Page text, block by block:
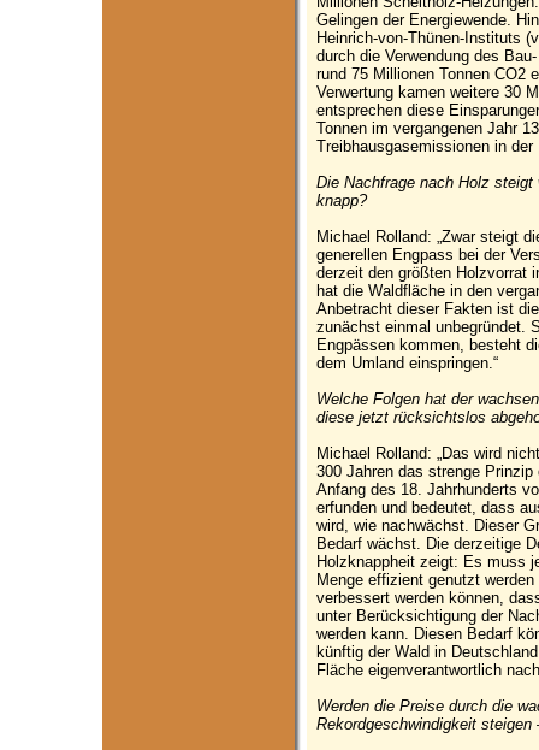
Gelingen der Energiewende.
Heinrich-von-Thünen-Instituts
durch die Verwendung des
rund 75 Millionen Tonnen CO2
Verwertung kamen weitere 30
entsprechen diese
Tonnen im vergangenen Jahr
Treibhausgasemissionen in der
Die Nachfrage nach Holz
knapp?
Michael Rolland: „Zwar steigt
generellen Engpass bei der
derzeit den größten Holzvorrat
hat die Waldfläche in den
Anbetracht dieser Fakten ist
zunächst einmal unbegründet.
Engpässen kommen, besteht
dem Umland einspringen.“
Welche Folgen hat der
diese jetzt rücksichtslos
Michael Rolland: „Das wird
300 Jahren das strenge
Anfang des 18. Jahrhunderts
erfunden und bedeutet, dass
wird, wie nachwächst. Dieser
Bedarf wächst. Die derzeitige
Holzknappheit zeigt: Es muss
Menge effizient genutzt
verbessert werden können,
unter Berücksichtigung der
werden kann. Diesen Bedarf
künftig der Wald in
Fläche eigenverantwortlich
Werden die Preise durch die
Rekordgeschwindigkeit steigen